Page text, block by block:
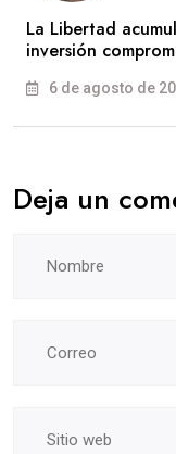
La Libertad
inversión
6 de agosto de
Deja un